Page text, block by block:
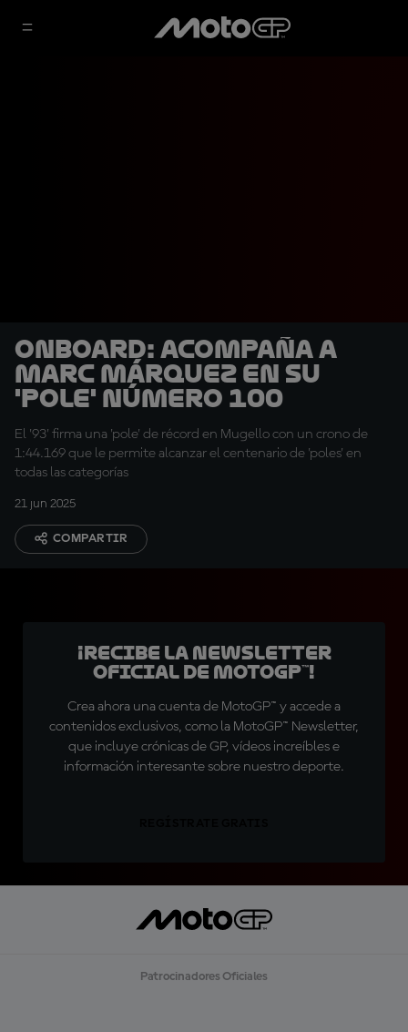
OnBoard: Acompaña a
Marc Márquez en su
'pole' número 100
El '93' firma una 'pole' de récord en Mugello con un crono de
1:44.169 que le permite alcanzar el centenario de 'poles' en
todas las categorías
21 jun 2025
COMPARTIR
¡Recibe la Newsletter
oficial de MotoGP™!
Crea ahora una cuenta de MotoGP™ y accede a
contenidos exclusivos, como la MotoGP™ Newsletter,
que incluye crónicas de GP, vídeos increíbles e
información interesante sobre nuestro deporte.
Patrocinadores Oficiales